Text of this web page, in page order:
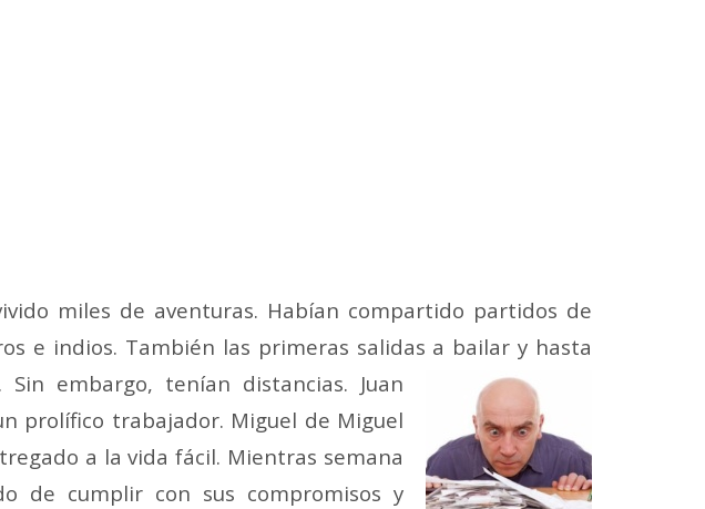
miles de aventuras. Habían compartido partidos de
e indios. También las primeras salidas a bailar y hasta
Sin embargo, tenían distancias. Juan
prolífico trabajador. Miguel de Miguel
a la vida fácil. Mientras semana
de cumplir con sus compromisos y